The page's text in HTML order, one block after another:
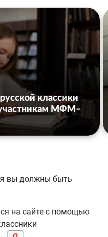
классики
МФМ–
вы должны быть
на сайте с помощью